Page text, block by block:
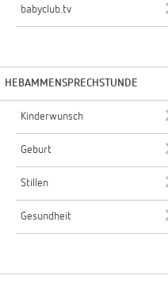
babyclub.tv
HEBAMMENSPRECHSTUNDE
Kinderwunsch
Geburt
Stillen
Gesundheit